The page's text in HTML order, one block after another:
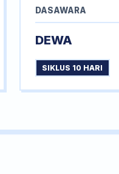
DASAWARA
DEWA
SIKLUS 10 HARI